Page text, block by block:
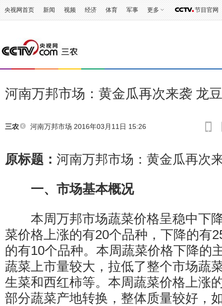
央视网首页 新闻 视频 经济 体育 军事 更多 节目官网
河南万邦市场：黄金瓜再次来袭 龙
三农 河南万邦市场 2016年03月11日 15:26
原标题： 河南万邦市场：黄金瓜再次
一、市场基本概况
本周万邦市场蔬菜价格呈稳中下
菜价格上涨的有20个品种，下降的有
的有10个品种。本周蔬菜价格下降的
蔬菜上市量较大，拉低了整个市场蔬
生菜和西红柿等。本周蔬菜价格上涨
部分蔬菜产地转换，整体质量较好，